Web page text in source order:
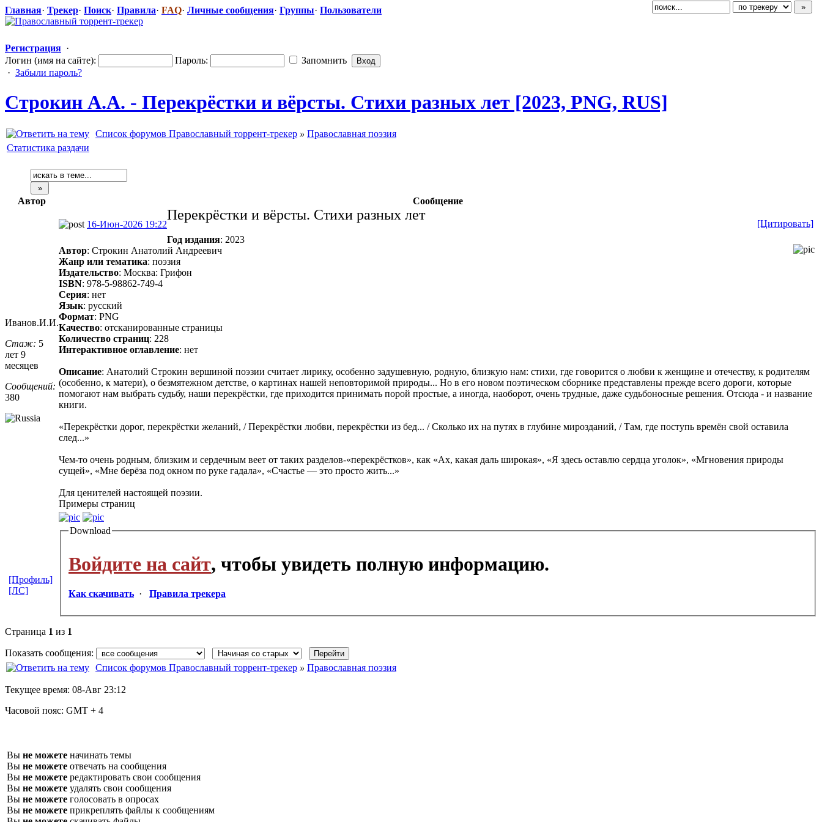
Главная· Трекер· Поиск· Правила· FAQ· Личные сообщения· Группы· Пользователи
Регистрация ·
Логин (имя на сайте):
Пароль:
Запомнить
· Забыли пароль?
Строкин А.А. - Перекрёстки и вёрсты. Стихи разных лет [2023, PNG, RUS]
Список форумов Православный торрент-трекер » Православная поэзия
Статистика раздачи
Автор Сообщение
Иванов.И.И.
Стаж: 5
лет 9
месяцев
Сообщений:
380
16-Июн-2026 19:22 [Цитировать]
Перекрёстки и вёрсты. Стихи разных лет
Год издания: 2023
Автор: Строкин Анатолий Андреевич
Жанр или тематика: поэзия
Издательство: Москва: Грифон
ISBN: 978-5-98862-749-4
Серия: нет
Язык: русский
Формат: PNG
Качество: отсканированные страницы
Количество страниц: 228
Интерактивное оглавление: нет
Описание: Анатолий Строкин вершиной поэзии считает лирику, особенно задушевную, родную, близкую нам: стихи, где говорится о любви к женщине и отечеству, к родителям
(особенно, к матери), о безмятежном детстве, о картинах нашей неповторимой природы... Но в его новом поэтическом сборнике представлены прежде всего дороги, которые
помогают нам выбрать судьбу, наши перекрёстки, где приходится принимать порой простые, а иногда, наоборот, очень трудные, даже судьбоносные решения. Отсюда - и название
книги.
«Перекрёстки дорог, перекрёстки желаний, / Перекрёстки любви, перекрёстки из бед... / Сколько их на путях в глубине мирозданий, / Там, где поступь времён свой оставила
след...»
Чем-то очень родным, близким и сердечным веет от таких разделов-«перекрёстков», как «Ах, какая даль широкая», «Я здесь оставлю сердца уголок», «Мгновения природы
сущей», «Мне берёза под окном по руке гадала», «Счастье — это просто жить...»
Для ценителей настоящей поэзии.
Примеры страниц
Download
Войдите на сайт, чтобы увидеть полную информацию.
Как скачивать · Правила трекера
[Профиль]
[ЛС]
Страница 1 из 1
Показать сообщения:
Список форумов Православный торрент-трекер » Православная поэзия
Текущее время: 08-Авг 23:12
Часовой пояс: GMT + 4
Вы не можете начинать темы
Вы не можете отвечать на сообщения
Вы не можете редактировать свои сообщения
Вы не можете удалять свои сообщения
Вы не можете голосовать в опросах
Вы не можете прикреплять файлы к сообщениям